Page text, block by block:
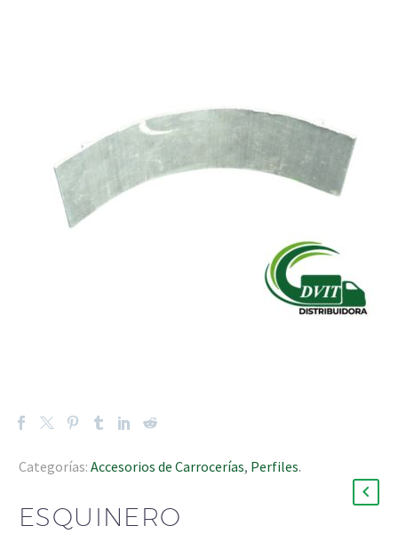
Categorías: Accesorios de Carrocerías, Perfiles.
ESQUINERO